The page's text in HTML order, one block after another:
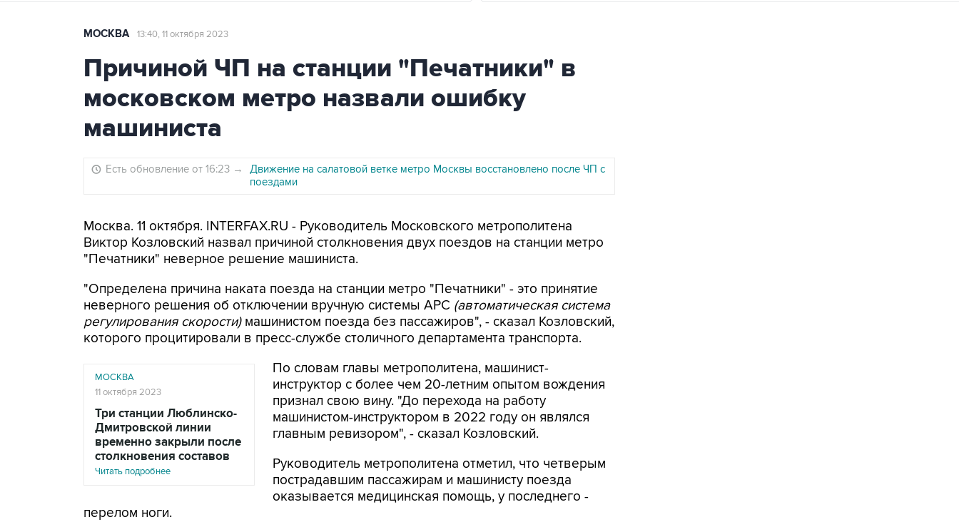
МОСКВА 13:40, 11 октября 2023
Причиной ЧП на станции "Печатники" в
московском метро назвали ошибку
машиниста
Есть обновление от 16:23 →
Движение на салатовой ветке метро Москвы восстановлено после ЧП с
поездами
Москва. 11 октября. INTERFAX.RU - Руководитель Московского метрополитена
Виктор Козловский назвал причиной столкновения двух поездов на станции метро
"Печатники" неверное решение машиниста.
"Определена причина наката поезда на станции метро "Печатники" - это принятие
неверного решения об отключении вручную системы АРС (автоматическая система
регулирования скорости) машинистом поезда без пассажиров", - сказал Козловский,
которого процитировали в пресс-службе столичного департамента транспорта.
МОСКВА
11 октября 2023
Три станции Люблинско-
Дмитровской линии
временно закрыли после
столкновения составов
Читать подробнее
По словам главы метрополитена, машинист-
инструктор с более чем 20-летним опытом вождения
признал свою вину. "До перехода на работу
машинистом-инструктором в 2022 году он являлся
главным ревизором", - сказал Козловский.
Руководитель метрополитена отметил, что четверым
пострадавшим пассажирам и машинисту поезда
оказывается медицинская помощь, у последнего -
перелом ноги.